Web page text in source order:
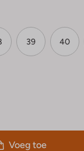
39 40
Voeg toe